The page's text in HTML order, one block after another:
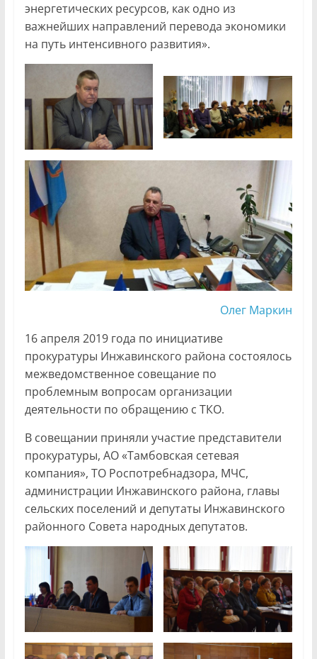
энергетических ресурсов, как одно из
важнейших направлений перевода экономики
на путь интенсивного развития».
Олег Маркин
16 апреля 2019 года по инициативе
прокуратуры Инжавинского района состоялось
межведомственное совещание по
проблемным вопросам организации
деятельности по обращению с ТКО.
В совещании приняли участие представители
прокуратуры, АО «Тамбовская сетевая
компания», ТО Роспотребнадзора, МЧС,
администрации Инжавинского района, главы
сельских поселений и депутаты Инжавинского
районного Совета народных депутатов.